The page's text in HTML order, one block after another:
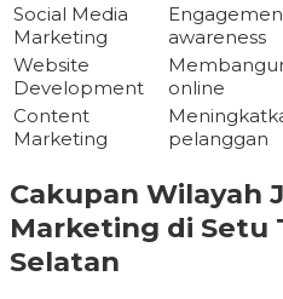
Social Media
Marketing
awareness
Website
Development
online
Content
Marketing
pelanggan
Cakupan Wilayah
Marketing di Setu
Selatan